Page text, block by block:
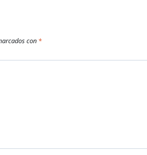
con *